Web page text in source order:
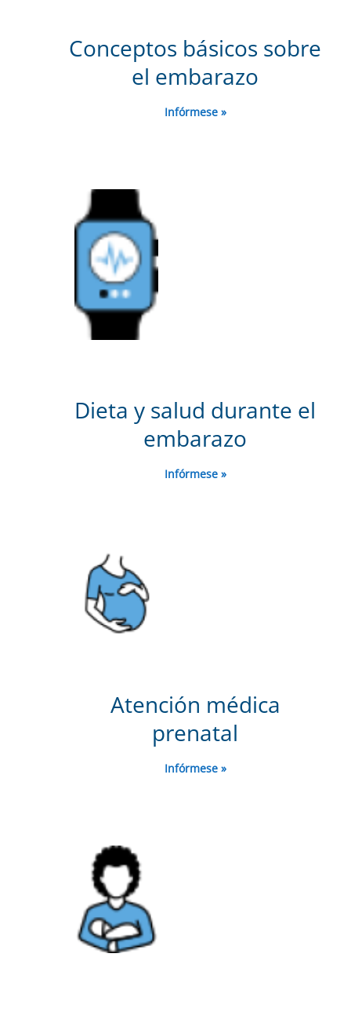
Conceptos básicos sobre
el embarazo
Infórmese »
Dieta y salud durante el
embarazo
Infórmese »
Atención médica
prenatal
Infórmese »